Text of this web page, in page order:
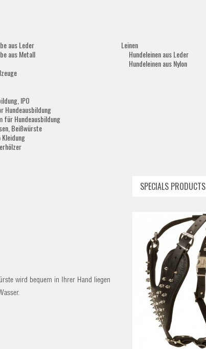
aus Leder
aus Metall
Leinen
Hundeleinen aus Leder
Hundeleinen aus Nylon
IPO
Hundeausbildung
für Hundeausbildung
Beißwürste
Kleidung
wird bequem in Ihrer Hand liegen
SPECIALS PRODUCTS